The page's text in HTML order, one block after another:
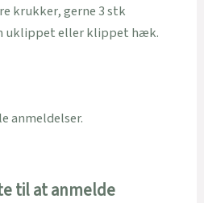
krukker, gerne 3 stk
uklippet eller klippet hæk.
anmeldelser.
til at anmelde